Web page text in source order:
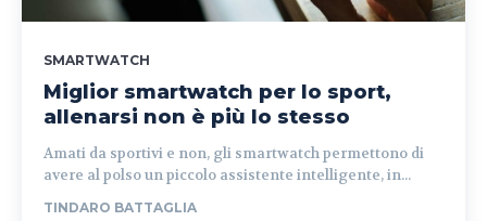
SMARTWATCH
Miglior smartwatch per lo sport,
allenarsi non è più lo stesso
Amati da sportivi e non, gli smartwatch permettono di
avere al polso un piccolo assistente intelligente, in...
TINDARO BATTAGLIA